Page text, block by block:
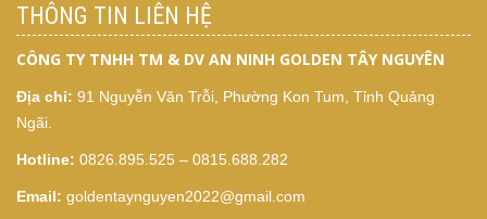
THÔNG TIN LIÊN HỆ
CÔNG TY TNHH TM & DV AN NINH GOLDEN TÂY NGUYÊN
Địa chỉ: 91 Nguyễn Văn Trỗi, Phường Kon Tum, Tỉnh Quảng
Ngãi.
Hotline: 0826.895.525 – 0815.688.282
Email: goldentaynguyen2022@gmail.com